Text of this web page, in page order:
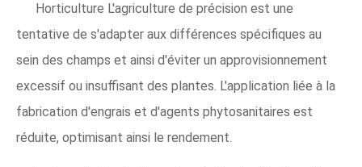
Horticulture L'agriculture de précision est une
tentative de s'adapter aux différences spécifiques au
sein des champs et ainsi d'éviter un approvisionnement
excessif ou insuffisant des plantes. L'application liée à la
fabrication d'engrais et d'agents phytosanitaires est
réduite, optimisant ainsi le rendement.